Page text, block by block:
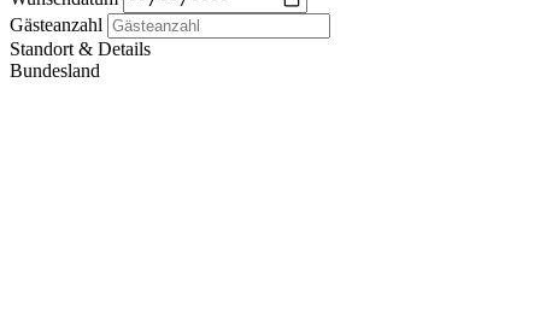
Gästeanzahl
Standort & Details
Bundesland